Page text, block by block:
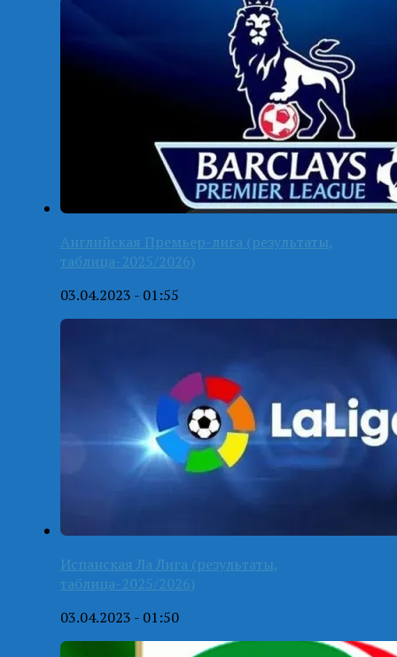
Английская Премьер-лига (результаты,
таблица-2025/2026)
03.04.2023 - 01:55
Испанская Ла Лига (результаты,
таблица-2025/2026)
03.04.2023 - 01:50